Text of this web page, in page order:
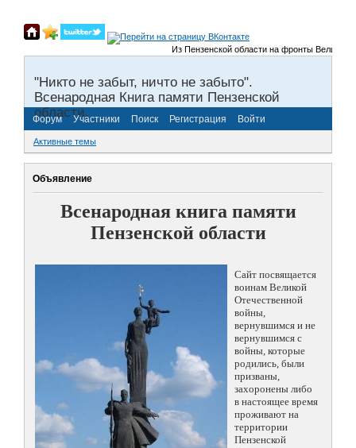
Из Пензенской области на фронты Великой
"Никто не забыт, ничто не забыто".
Всенародная Книга памяти Пензенской
области.
Форум Участники Поиск Регистрация Войти
Активные темы
Объявление
Всенародная книга памяти
Пензенской области
Сайт посвящается
воинам Великой
Отечественной
войны,
вернувшимся и не
вернувшимся с
войны, которые
родились, были
призваны,
захоронены либо
в настоящее время
проживают на
территории
Пензенской